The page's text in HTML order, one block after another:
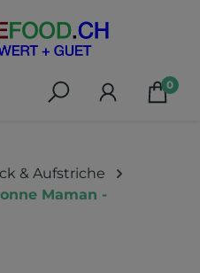
0
& Aufstriche
Maman -